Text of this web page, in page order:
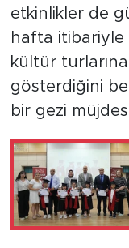
etkinlikler de
hafta itibariyle
kültür
gösterdiğini
bir gezi